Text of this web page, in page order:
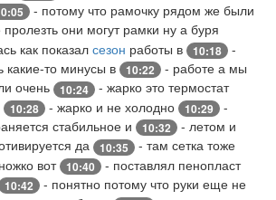
- потому что рамочку рядом же были
они могут рамки ну а буря
как показал сезон работы в 10:18
-
какие-то минусы в
10:22
- работе а мы
очень
10:24
- жарко это термостат
10:28 - жарко и не холодно 10:29
-
стабильное и
10:32
- летом и
да
10:35
- там сетка тоже
вот 10:40
- поставлял пенопласт
10:42
- понятно потому что руки еще не